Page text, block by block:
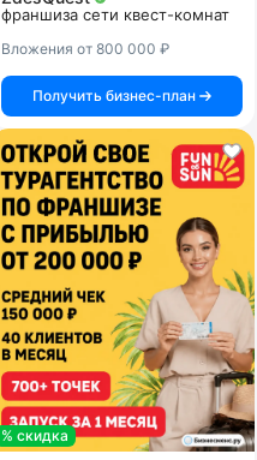
франшиза сети квест-комнат
Вложения от 800 000 ₽
Получить бизнес-план
% скидка